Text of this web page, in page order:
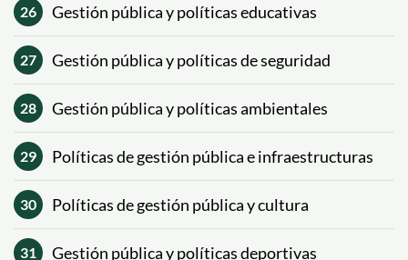
26 Gestión pública y políticas educativas
27 Gestión pública y políticas de seguridad
28 Gestión pública y políticas ambientales
29 Políticas de gestión pública e infraestructuras
30 Políticas de gestión pública y cultura
31 Gestión pública y políticas deportivas